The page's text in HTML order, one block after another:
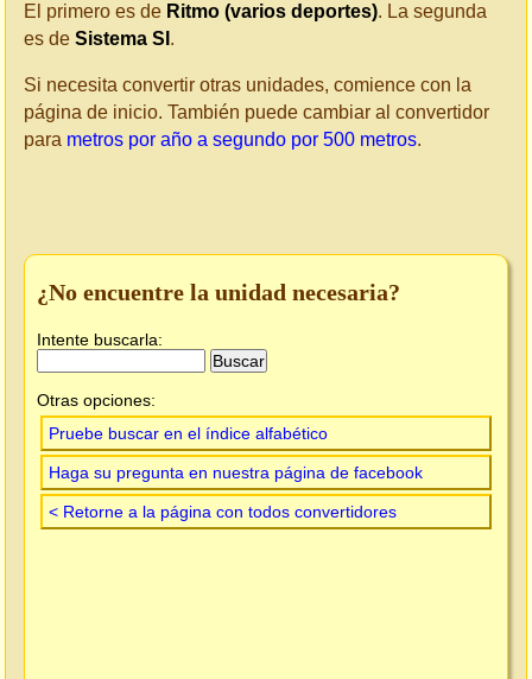
El primero es de Ritmo (varios deportes). La segunda
es de Sistema SI .
Si necesita convertir otras unidades, comience con la
página de inicio. También puede cambiar al convertidor
para metros por año a segundo por 500 metros.
¿No encuentre la unidad necesaria?
Intente buscarla:
Otras opciones:
Pruebe buscar en el índice alfabético
Haga su pregunta en nuestra página de facebook
< Retorne a la página con todos convertidores